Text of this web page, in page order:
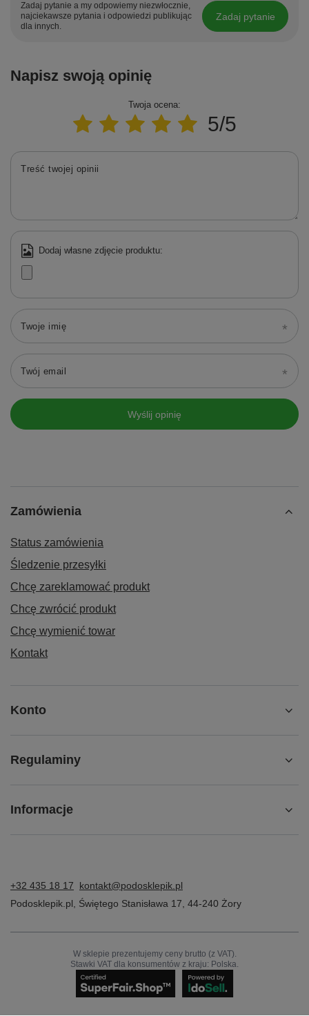
Zadaj pytanie a my odpowiemy niezwłocznie,
najciekawsze pytania i odpowiedzi publikując
dla innych.
Zadaj pytanie
Napisz swoją opinię
Twoja ocena:
5/5
Treść twojej opinii
Dodaj własne zdjęcie produktu:
Twoje imię
Twój email
Wyślij opinię
Zamówienia
Status zamówienia
Śledzenie przesyłki
Chcę zareklamować produkt
Chcę zwrócić produkt
Chcę wymienić towar
Kontakt
Konto
Regulaminy
Informacje
+32 435 18 17
kontakt@podosklepik.pl
Podosklepik.pl
Świętego Stanisława 17 44-240 Żory
W sklepie prezentujemy ceny brutto (z VAT).
Stawki VAT dla konsumentów z kraju: Polska.